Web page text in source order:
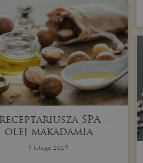
SPA -
olej makadamia
9 lutego 2019